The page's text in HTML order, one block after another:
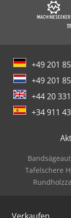
+49 201
+49 201
+44 20
+34 911
Tafelschere